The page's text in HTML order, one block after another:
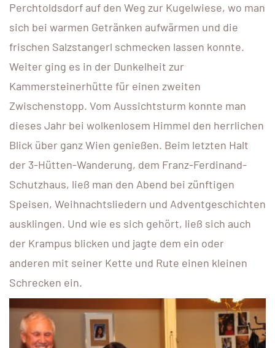
Perchtoldsdorf auf den Weg zur Kugelwiese, wo man
sich bei warmen Getränken aufwärmen und die
frischen Salzstangerl schmecken lassen konnte.
Weiter ging es in der Dunkelheit zur
Kammersteinerhütte für einen zweiten
Zwischenstopp. Vom Aussichtsturm konnte man
dieses Jahr bei wolkenlosem Himmel den herrlichen
Blick über ganz Wien genießen. Beim letzten Halt
der 3-Hütten-Wanderung, dem Franz-Ferdinand-
Schutzhaus, ließ man den Abend bei zünftigen
Speisen, Weihnachtsliedern und Adventgeschichten
ausklingen. Und wie es sich gehört, ließ sich auch
der Krampus blicken und jagte dem ein oder
anderen mit seiner Kette und Rute einen kleinen
Schrecken ein.